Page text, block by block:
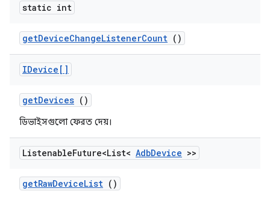
static int
getDeviceChangeListenerCount ()
IDevice[]
getDevices ()
ডিভাইসগুলো ফেরত দেয়।
ListenableFuture<List< AdbDevice >>
getRawDeviceList ()